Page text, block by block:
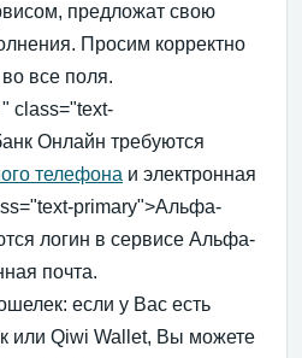
предложат свою
Просим корректно
все поля.
" class="text-
Онлайн требуются
телефона и электронная
primary">Альфа-
логин в сервисе Альфа-
почта.
если у Вас есть
или Qiwi Wallet, Вы можете